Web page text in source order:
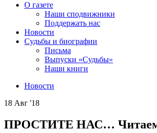
О газете
Наши сподвижники
Поддержать нас
Новости
Судьбы и биографии
Письма
Выпуски «Судьбы»
Наши книги
Новости
18 Авг '18
ПРОСТИТЕ НАС… Читаем